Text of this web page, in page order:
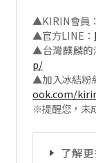
▲KIRIN會員：
▲官方LINE：
▲台灣麒麟的
p/
▲加入冰結粉
ook.com/
※提醒您，未
了解